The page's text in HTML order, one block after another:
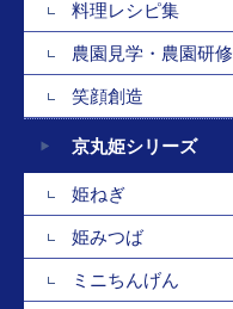
料理レシピ集
農園見学・農園研修
笑顔創造
京丸姫シリーズ
姫ねぎ
姫みつば
ミニちんげん